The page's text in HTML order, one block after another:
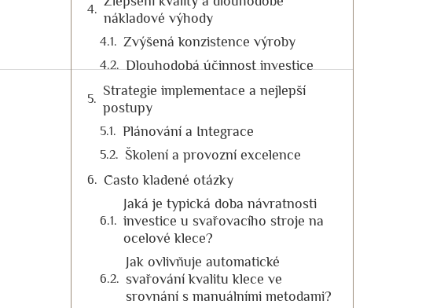
nákladové výhody
Zvýšená konzistence výroby
Dlouhodobá účinnost investice
Strategie implementace a nejlepší
postupy
Plánování a Integrace
Školení a provozní excelence
Často kladené otázky
Jaká je typická doba návratnosti
investice u svařovacího stroje na
ocelové klece?
Jak ovlivňuje automatické
svařování kvalitu klece ve
srovnání s manuálními metodami?